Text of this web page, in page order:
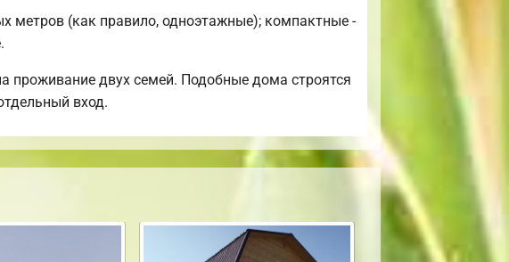
(как правило, одноэтажные); компактные -
проживание двух семей. Подобные дома строятся
вход.